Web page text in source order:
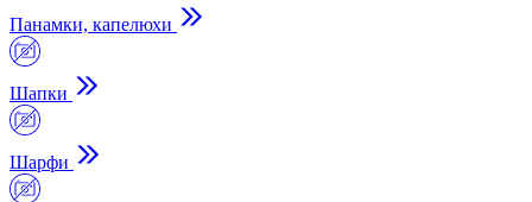
Панамки, капелюхи
Шапки
Шарфи